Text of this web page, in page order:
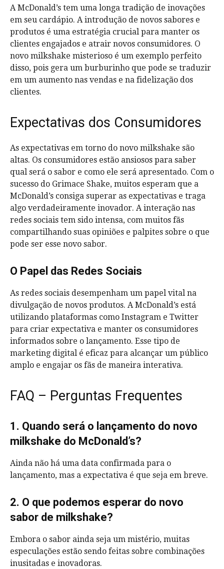
A McDonald’s tem uma longa tradição de inovações
em seu cardápio. A introdução de novos sabores e
produtos é uma estratégia crucial para manter os
clientes engajados e atrair novos consumidores. O
novo milkshake misterioso é um exemplo perfeito
disso, pois gera um burburinho que pode se traduzir
em um aumento nas vendas e na fidelização dos
clientes.
Expectativas dos Consumidores
As expectativas em torno do novo milkshake são
altas. Os consumidores estão ansiosos para saber
qual será o sabor e como ele será apresentado. Com o
sucesso do Grimace Shake, muitos esperam que a
McDonald’s consiga superar as expectativas e traga
algo verdadeiramente inovador. A interação nas
redes sociais tem sido intensa, com muitos fãs
compartilhando suas opiniões e palpites sobre o que
pode ser esse novo sabor.
O Papel das Redes Sociais
As redes sociais desempenham um papel vital na
divulgação de novos produtos. A McDonald’s está
utilizando plataformas como Instagram e Twitter
para criar expectativa e manter os consumidores
informados sobre o lançamento. Esse tipo de
marketing digital é eficaz para alcançar um público
amplo e engajar os fãs de maneira interativa.
FAQ – Perguntas Frequentes
1. Quando será o lançamento do novo
milkshake do McDonald’s?
Ainda não há uma data confirmada para o
lançamento, mas a expectativa é que seja em breve.
2. O que podemos esperar do novo
sabor de milkshake?
Embora o sabor ainda seja um mistério, muitas
especulações estão sendo feitas sobre combinações
inusitadas e inovadoras.